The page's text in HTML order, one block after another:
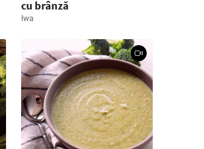
cu brânză
Iwa